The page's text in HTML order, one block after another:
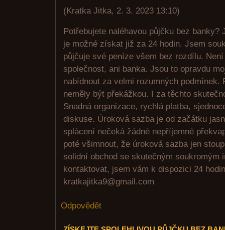
(Kratka Jitka, 2. 3. 2023 13:10)
Potřebujete naléhavou půjčku bez
je možné získat již za 24 hodin. Jsem
půjčuje své peníze všem bez rozdílu.
společnost, ani banka. Jsou to opravdu
nabídnout za velmi rozumných podmínek.
neměly být překážkou. I za těchto
Snadná organizace, rychlá platba,
diskuse. Úroková sazba je od začátku
splácení nečeká žádné nepříjemné
poté všimnout, že úroková sazba jen
solidní obchod se skutečným soukromým
kontaktovat, jsem vám k dispozici 24
kratkajitka9@gmail.com
Odpovědět